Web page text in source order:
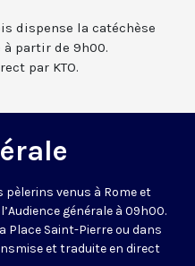
dispense la catéchèse
à partir de 9h00.
par KTO.
pèlerins venus à Rome et
générale à 09h00.
Place Saint-Pierre ou dans
et traduite en direct